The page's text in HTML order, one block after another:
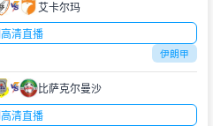
艾卡尔玛
高清直播
伊朗甲
比萨克尔曼沙
高清直播